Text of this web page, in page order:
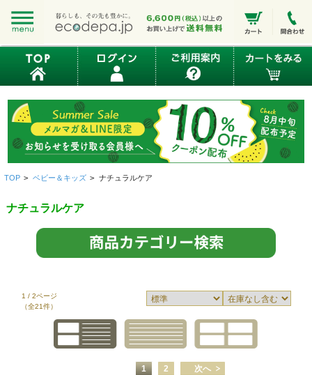
TOP > ベビー＆キッズ > ナチュラルケア
ナチュラルケア
1 / 2ページ
（全21件）
1 2 次へ